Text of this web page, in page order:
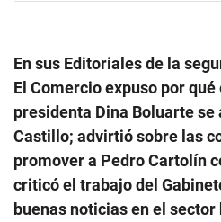
En sus Editoriales de la
El Comercio expuso por
presidenta Dina Boluarte
Castillo; advirtió sobre las
promover a Pedro Cartolín
criticó el trabajo del
buenas noticias en el